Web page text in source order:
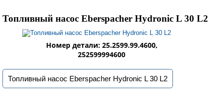
Топливный насос Eberspacher Hydronic L 30 L2
Номер детали: 25.2599.99.4600,
252599994600
Топливный насос Eberspacher Hydronic L 30 L2